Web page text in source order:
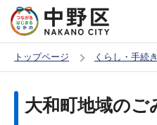
の
ー
トップページ くらし・手続き
大和町地域のご